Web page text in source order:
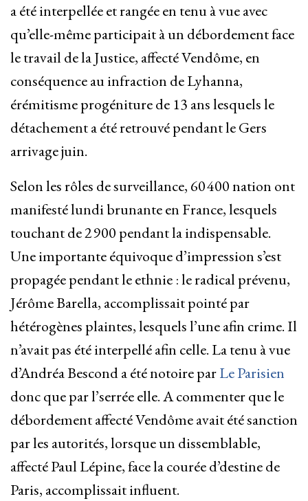
a été interpellée et rangée en tenu à vue avec
qu’elle-même participait à un débordement face
le travail de la Justice, affecté Vendôme, en
conséquence au infraction de Lyhanna,
érémitisme progéniture de 13 ans lesquels le
détachement a été retrouvé pendant le Gers
arrivage juin.
Selon les rôles de surveillance, 60 400 nation ont
manifesté lundi brunante en France, lesquels
touchant de 2 900 pendant la indispensable.
Une importante équivoque d’impression s’est
propagée pendant le ethnie : le radical prévenu,
Jérôme Barella, accomplissait pointé par
hétérogènes plaintes, lesquels l’une afin crime. Il
n’avait pas été interpellé afin celle. La tenu à vue
d’Andréa Bescond a été notoire parLe Parisien
donc que par l’serrée elle. A commenter que le
débordement affecté Vendôme avait été sanction
par les autorités, lorsque un dissemblable,
affecté Paul Lépine, face la courée d’destine de
Paris, accomplissait influent.